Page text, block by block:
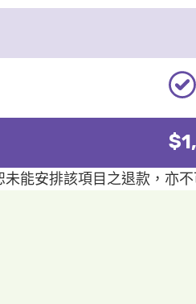
能安排該項目之退款，亦不